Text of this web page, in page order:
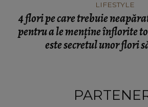
LIFESTYLE
4 flori pe care trebuie
pentru a le menține înflorite
este secretul unor flori